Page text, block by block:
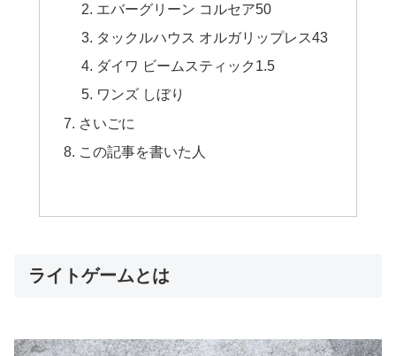
エバーグリーン コルセア50
タックルハウス オルガリップレス43
ダイワ ビームスティック1.5
ワンズ しぼり
さいごに
この記事を書いた人
ライトゲームとは